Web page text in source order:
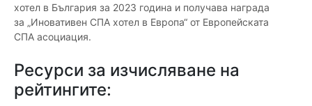
хотел в България за 2023 година и получава награда
за „Иновативен СПА хотел в Европа“ от Европейската
СПА асоциация.
Ресурси за изчисляване на
рейтингите: